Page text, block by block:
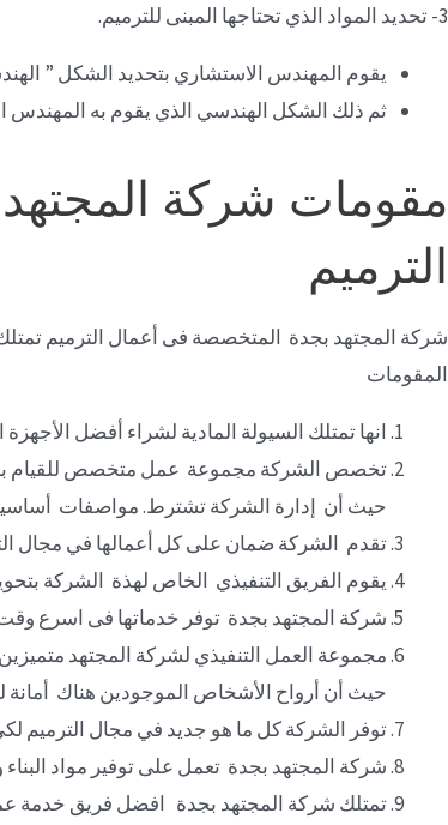
3- تحديد المواد الذي تحتاجها المبنى للترميم.
يقوم المهندس الاستشاري بتحديد الشكل ”
ثم ذلك الشكل الهندسي الذي يقوم به المهندس
مقومات شركة
الترميم
شركة المجتهد بجدة المتخصصة فى أعمال الترميم
المقومات
انها تمتلك السيولة المادية لشراء أفضل
تخصص الشركة مجموعة عمل متخصص للقيام بعمل
حيث أن إدارة الشركة تشترط. مواصفات أساسية
تقدم الشركة ضمان على كل أعمالها في مجال
يقوم الفريق التنفيذي الخاص لهذة الشركة
شركة المجتهد بجدة توفر خدماتها فى اسرع
مجموعة العمل التنفيذي لشركة المجتهد
حيث أن أرواح الأشخاص الموجودين هناك أمانة
توفر الشركة كل ما هو جديد في مجال الترميم
شركة المجتهد بجدة تعمل على توفير مواد البناء
تمتلك شركة المجتهد بجدة افضل فريق خدمة